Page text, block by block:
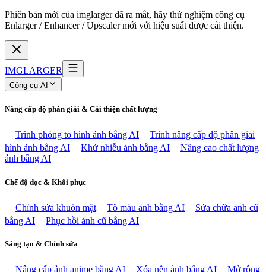
Phiên bản mới của imglarger đã ra mắt, hãy thử nghiệm công cụ
Enlarger / Enhancer / Upscaler mới với hiệu suất được cải thiện.
IMGLARGER
Công cụ AI
Nâng cấp độ phân giải & Cải thiện chất lượng
Trình phóng to hình ảnh bằng AI
Trình nâng cấp độ phân giải
hình ảnh bằng AI
Khử nhiễu ảnh bằng AI
Nâng cao chất lượng
ảnh bằng AI
Chế độ dọc & Khôi phục
Chỉnh sửa khuôn mặt Tô màu ảnh bằng AI
Sửa chữa ảnh cũ
bằng AI
Phục hồi ảnh cũ bằng AI
Sáng tạo & Chỉnh sửa
Nâng cấp ảnh anime bằng AI Xóa nền ảnh bằng AI
Mở rộng